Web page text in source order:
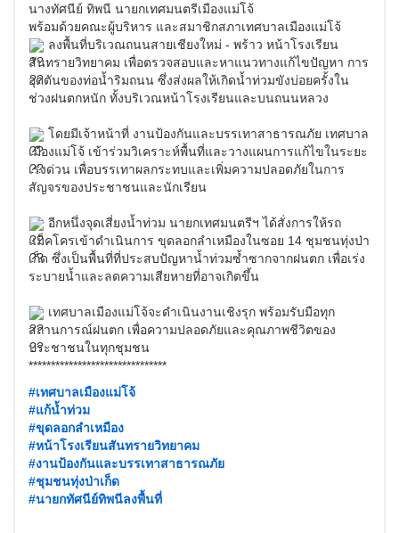
นางทัศนีย์ ทิพนี นายกเทศมนตรีเมืองแม่โจ้
พร้อมด้วยคณะผู้บริหาร และสมาชิกสภาเทศบาลเมืองแม่โจ้
ลงพื้นที่บริเวณถนนสายเชียงใหม่ - พร้าว หน้าโรงเรียน
สันทรายวิทยาคม เพื่อตรวจสอบและหาแนวทางแก้ไขปัญหา การ
อุดตันของท่อน้ำริมถนน ซึ่งส่งผลให้เกิดน้ำท่วมขังบ่อยครั้งใน
ช่วงฝนตกหนัก ทั้งบริเวณหน้าโรงเรียนและบนถนนหลวง
โดยมีเจ้าหน้าที่ งานป้องกันและบรรเทาสาธารณภัย เทศบาล
เมืองแม่โจ้ เข้าร่วมวิเคราะห์พื้นที่และวางแผนการแก้ไขในระยะ
เร่งด่วน เพื่อบรรเทาผลกระทบและเพิ่มความปลอดภัยในการ
สัญจรของประชาชนและนักเรียน
อีกหนึ่งจุดเสี่ยงน้ำท่วม นายกเทศมนตรีฯ ได้สั่งการให้รถ
แม็คโครเข้าดำเนินการ ขุดลอกลำเหมืองในซอย 14 ชุมชนทุ่งป่า
เก็ด ซึ่งเป็นพื้นที่ที่ประสบปัญหาน้ำท่วมซ้ำซากจากฝนตก เพื่อเร่ง
ระบายน้ำและลดความเสียหายที่อาจเกิดขึ้น
เทศบาลเมืองแม่โจ้จะดำเนินงานเชิงรุก พร้อมรับมือทุก
สถานการณ์ฝนตก เพื่อความปลอดภัยและคุณภาพชีวิตของ
ประชาชนในทุกชุมชน
*******************************
#เทศบาลเมืองแม่โจ้
#แก้น้ำท่วม
#ขุดลอกลำเหมือง
#หน้าโรงเรียนสันทรายวิทยาคม
#งานป้องกันและบรรเทาสาธารณภัย
#ชุมชนทุ่งป่าเก็ด
#นายกทัศนีย์ทิพนีลงพื้นที่